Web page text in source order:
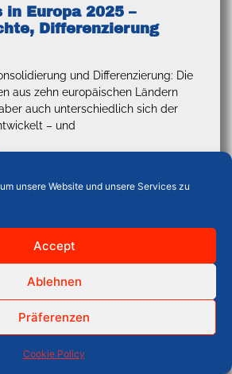
unsere Website und unsere Services zu
Accept
Ablehnen
Präferenzen
Cookie Policy
in Europa 2025 –
Differenzierung
und Differenzierung: Die
aus zehn europäischen Ländern
auch unterschiedlich sich der
– und